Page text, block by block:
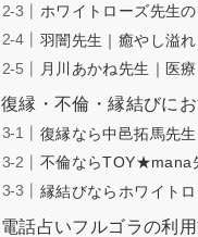
ホワイトローズ先生
羽闇先生｜癒やし溢
月川あかね先生｜医
復縁・不倫・縁結びに
復縁なら中邑拓馬先生
不倫ならTOY★mana
縁結びならホワイト
電話占いフルゴラの利